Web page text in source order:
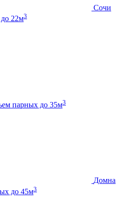
Сочи
22м3
парных до 35м3
Домна
до 45м3